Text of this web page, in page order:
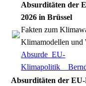
Absurditäten der
2026 in Brüssel
Fakten zum
Klimamodellen und
Absurde_EU-
Absurditäten der